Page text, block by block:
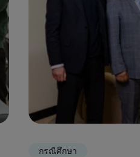
กรณีศึกษา